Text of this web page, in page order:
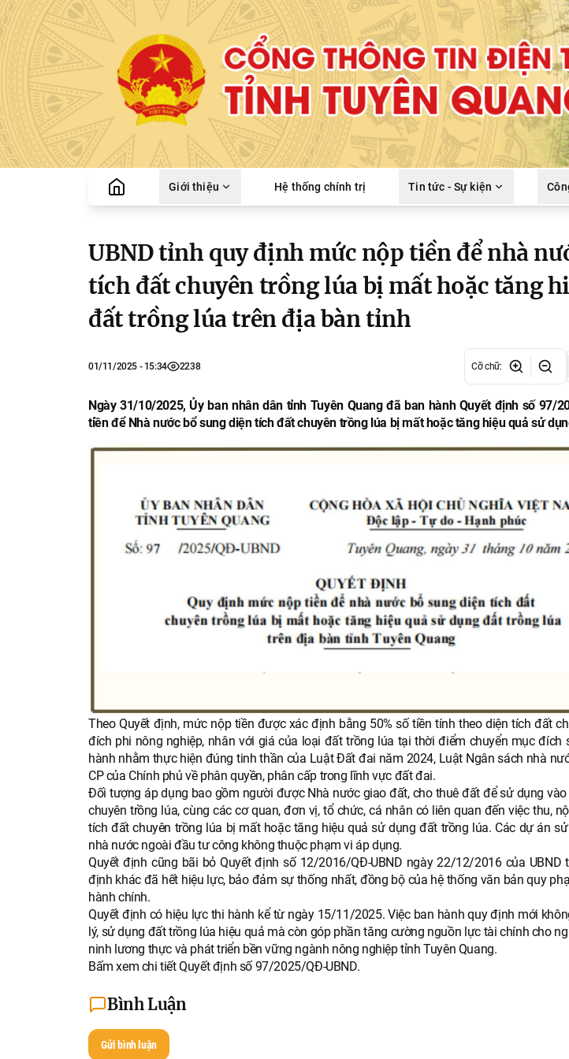
Giới thiệu Hệ thống chính trị Tin tức - Sự kiện
UBND tỉnh quy định mức nộp tiền để nhà
tích đất chuyên trồng lúa bị mất hoặc tăng
đất trồng lúa trên địa bàn tỉnh
01/11/2025 - 15:34 2238 Cỡ chữ:
Ngày 31/10/2025, Ủy ban nhân dân tỉnh Tuyên Quang đã ban hành Quyết định số 97/
tiền để Nhà nước bổ sung diện tích đất chuyên trồng lúa bị mất hoặc tăng hiệu quả sử
Theo Quyết định, mức nộp tiền được xác định bằng 50% số tiền tính theo diện tích đất
đích phi nông nghiệp, nhân với giá của loại đất trồng lúa tại thời điểm chuyển mục đích
hành nhằm thực hiện đúng tinh thần của Luật Đất đai năm 2024, Luật Ngân sách nhà
CP của Chính phủ về phân quyền, phân cấp trong lĩnh vực đất đai.
Đối tượng áp dụng bao gồm người được Nhà nước giao đất, cho thuê đất để sử dụng
chuyên trồng lúa, cùng các cơ quan, đơn vị, tổ chức, cá nhân có liên quan đến việc thu,
tích đất chuyên trồng lúa bị mất hoặc tăng hiệu quả sử dụng đất trồng lúa. Các dự án
nhà nước ngoài đầu tư công không thuộc phạm vi áp dụng.
Quyết định cũng bãi bỏ Quyết định số 12/2016/QĐ-UBND ngày 22/12/2016 của UBND
định khác đã hết hiệu lực, bảo đảm sự thống nhất, đồng bộ của hệ thống văn bản quy
hành chính.
Quyết định có hiệu lực thi hành kể từ ngày 15/11/2025. Việc ban hành quy định mới
lý, sử dụng đất trồng lúa hiệu quả mà còn góp phần tăng cường nguồn lực tài chính cho
ninh lương thực và phát triển bền vững ngành nông nghiệp tỉnh Tuyên Quang.
Bấm xem chi tiếtQuyết định số 97/2025/QĐ-UBND.
Bình Luận
Gửi bình luận